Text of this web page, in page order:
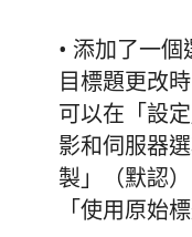
• 添加了一
目標題更改
可以在「設
影和伺服器
製」（默認
「使用原始